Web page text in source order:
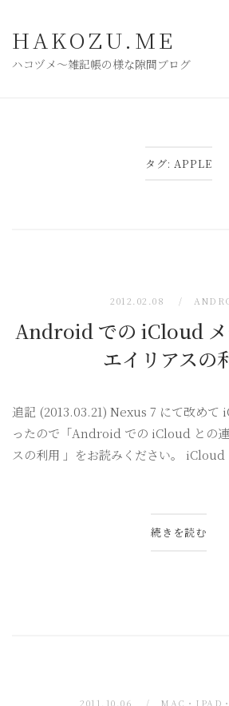
HAKOZU.ME
ハコヅメ〜雑記帳の様な隙間ブログ
タグ: APPLE
2012.02.08
Android での iCloud メ
エイリアスの
追記 (2013.03.21) Nexus 7 にて改めて
ったので「Android での iCloud との
スの利用 」をお読みください。 iCloud
続きを読む
2011.10.06 MAC・IPAD